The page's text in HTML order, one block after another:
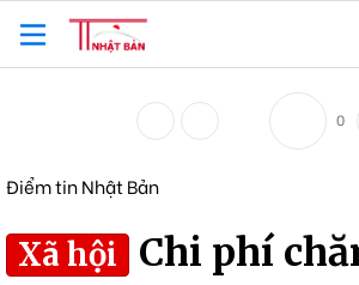
0
Điểm tin Nhật Bản
Xã hội
Chi phí